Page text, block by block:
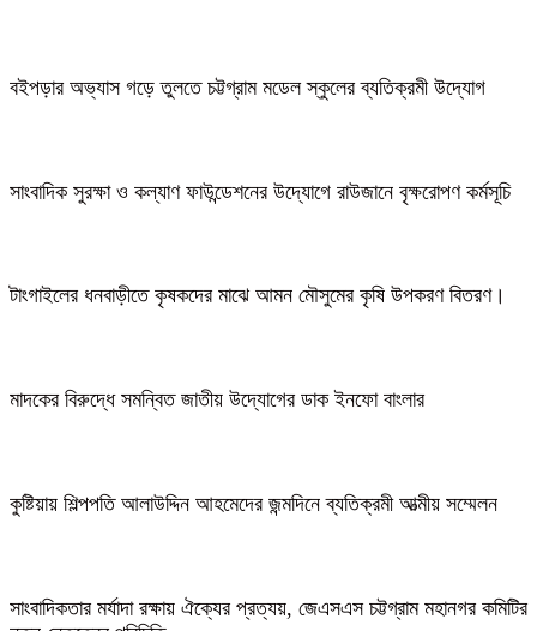
বইপড়ার অভ্যাস গড়ে তুলতে চট্টগ্রাম মডেল স্কুলের ব্যতিক্রমী উদ্যোগ
সাংবাদিক সুরক্ষা ও কল্যাণ ফাউন্ডেশনের উদ্যোগে রাউজানে বৃক্ষরোপণ কর্মসূচি
টাংগাইলের ধনবাড়ীতে কৃষকদের মাঝে আমন মৌসুমের কৃষি উপকরণ বিতরণ।
মাদকের বিরুদ্ধে সমন্বিত জাতীয় উদ্যোগের ডাক ইনফো বাংলার
কুষ্টিয়ায় শিল্পপতি আলাউদ্দিন আহমেদের জন্মদিনে ব্যতিক্রমী আত্মীয় সম্মেলন
সাংবাদিকতার মর্যাদা রক্ষায় ঐক্যের প্রত্যয়, জেএসএস চট্টগ্রাম মহানগর কমিটির